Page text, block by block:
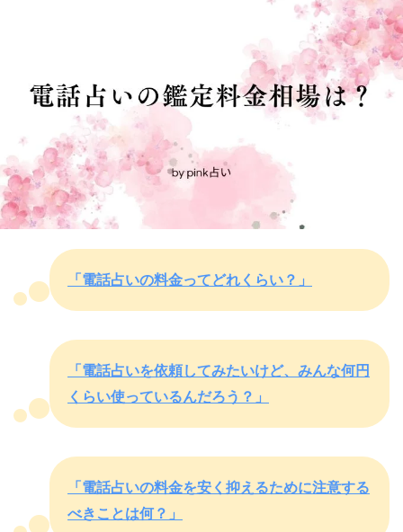
「電話占いの料金ってどれくらい？」
「電話占いを依頼してみたいけど、みんな何円
くらい使っているんだろう？」
「電話占いの料金を安く抑えるために注意する
べきことは何？」